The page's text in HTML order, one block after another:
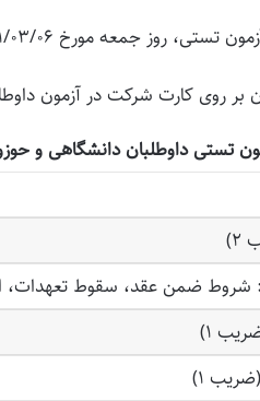
تستی داوطلبان دانشگاهی و
ضمن عقد، سقوط تعهدات،
۱)
۱)